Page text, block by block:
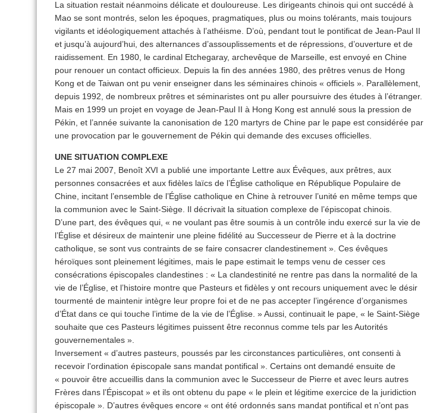
La situation restait néanmoins délicate et douloureuse. Les dirigeants chinois qui ont succédé à
Mao se sont montrés, selon les époques, pragmatiques, plus ou moins tolérants, mais toujours
vigilants et idéologiquement attachés à l’athéisme. D’où, pendant tout le pontificat de Jean-Paul II
et jusqu’à aujourd’hui, des alternances d’assouplissements et de répressions, d’ouverture et de
raidissement. En 1980, le cardinal Etchegaray, archevêque de Marseille, est envoyé en Chine
pour renouer un contact officieux. Depuis la fin des années 1980, des prêtres venus de Hong
Kong et de Taiwan ont pu venir enseigner dans les séminaires chinois « officiels ». Parallèlement,
depuis 1992, de nombreux prêtres et séminaristes ont pu aller poursuivre des études à l’étranger.
Mais en 1999 un projet en voyage de Jean-Paul II à Hong Kong est annulé sous la pression de
Pékin, et l’année suivante la canonisation de 120 martyrs de Chine par le pape est considérée par
une provocation par le gouvernement de Pékin qui demande des excuses officielles.
UNE SITUATION COMPLEXE
Le 27 mai 2007, Benoît XVI a publié une importante Lettre aux Évêques, aux prêtres, aux
personnes consacrées et aux fidèles laïcs de l’Église catholique en République Populaire de
Chine, incitant l’ensemble de l’Église catholique en Chine à retrouver l’unité en même temps que
la communion avec le Saint-Siège. Il décrivait la situation complexe de l’épiscopat chinois.
D’une part, des évêques qui, « ne voulant pas être soumis à un contrôle indu exercé sur la vie de
l’Église et désireux de maintenir une pleine fidélité au Successeur de Pierre et à la doctrine
catholique, se sont vus contraints de se faire consacrer clandestinement ». Ces évêques
héroïques sont pleinement légitimes, mais le pape estimait le temps venu de cesser ces
consécrations épiscopales clandestines : « La clandestinité ne rentre pas dans la normalité de la
vie de l’Église, et l’histoire montre que Pasteurs et fidèles y ont recours uniquement avec le désir
tourmenté de maintenir intègre leur propre foi et de ne pas accepter l’ingérence d’organismes
d’État dans ce qui touche l’intime de la vie de l’Église. » Aussi, continuait le pape, « le Saint-Siège
souhaite que ces Pasteurs légitimes puissent être reconnus comme tels par les Autorités
gouvernementales ».
Inversement « d’autres pasteurs, poussés par les circonstances particulières, ont consenti à
recevoir l’ordination épiscopale sans mandat pontifical ». Certains ont demandé ensuite de
« pouvoir être accueillis dans la communion avec le Successeur de Pierre et avec leurs autres
Frères dans l’Épiscopat » et ils ont obtenu du pape « le plein et légitime exercice de la juridiction
épiscopale ». D’autres évêques encore « ont été ordonnés sans mandat pontifical et n’ont pas